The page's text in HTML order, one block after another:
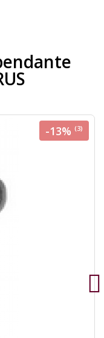
-13% (3)